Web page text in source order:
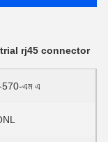
rj45 connector
এম এ